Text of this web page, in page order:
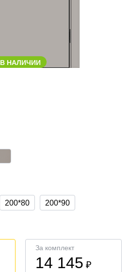
В НАЛИЧИИ
200*80 200*90
За комплект
14 145 ₽